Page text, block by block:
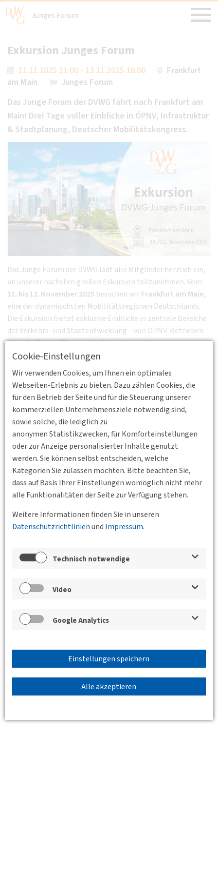
Cookie-Einstellungen
Wir verwenden Cookies, um Ihnen ein optimales
Webseiten-Erlebnis zu bieten. Dazu zählen Cookies, die
für den Betrieb der Seite und für die Steuerung unserer
kommerziellen Unternehmensziele notwendig sind,
sowie solche, die lediglich zu
anonymen Statistikzwecken, für Komforteinstellungen
oder zur Anzeige personalisierter Inhalte genutzt
werden. Sie können selbst entscheiden, welche
Kategorien Sie zulassen möchten. Bitte beachten Sie,
dass auf Basis Ihrer Einstellungen womöglich nicht mehr
alle Funktionalitäten der Seite zur Verfügung stehen.
Weitere Informationen finden Sie in unseren
Datenschutzrichtlinienund Impressum.
Technisch notwendige
Video
Google Analytics
Einstellungen speichern
Alle akzeptieren
Junges Forum
Exkursion Junges Forum
11.11.2025 11:00 - 13.11.2025 16:00
Frankfurt
am Main
Junges Forum
Das Junge Forum der DVWG fährt nach Frankfurt am
Main! Drei Tage voller Einblicke in ÖPNV, Infrastruktur
& Stadtplanung, Deutscher Mobilitätskongress.
Das Junge Forum der DVWG lädt alle Mitglieder herzlich ein,
an unserer nächsten großen Exkursion teilzunehmen. Vom
11. bis 12. November 2025 besuchen wirFrankfurt am Main,
eine der dynamischsten Mobilitätsregionen Deutschlands.
Die Exkursion bietet exklusive Einblicke in zentrale Bereiche
der Verkehrs- und Stadtentwicklung – von ÖPNV-Betrieben
über städtische Planung bis hin zu innovativen
Mobilitätsprojekten.
Programmüberblick:
11. November 2025
11:00 – 12:30 Uhr: BesichtigungVGF Betriebshof Ost
13:00 – 18:00 Uhr: Besuch bei der
12. November 2025
08:00 – 09:30 Uhr:Städtebau und Stadtplanung
Frankfurt am Main
ab 11:00 Uhr: Teilnahme amDeutschen
Mobilitätskongress
Besondere Hinweise:
Tage inklusive Verpflegung).
selbst.
Sichern Sie sich Ihren Platz für diese spannende Exkursion
und erleben Sie praxisnahe Einblicke in Verkehrs- und
H I E R A N M E L D E N